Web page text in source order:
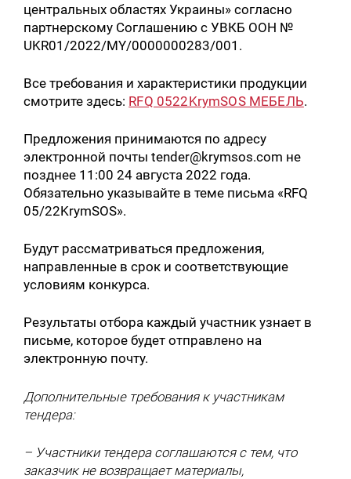
центральных областях Украины» согласно
партнерскому Соглашению с УВКБ ООН №
UKR01/2022/MY/0000000283/001.
Все требования и характеристики продукции
смотрите здесь: RFQ 0522KrymSOS МЕБЕЛЬ.
Предложения принимаются по адресу
электронной почты tender@krymsos.com не
позднее 11:00 24 августа 2022 года.
Обязательно указывайте в теме письма «RFQ
05/22KrymSOS».
Будут рассматриваться предложения,
направленные в срок и соответствующие
условиям конкурса.
Результаты отбора каждый участник узнает в
письме, которое будет отправлено на
электронную почту.
Дополнительные требования к участникам
тендера:
– Участники тендера соглашаются с тем, что
заказчик не возвращает материалы,